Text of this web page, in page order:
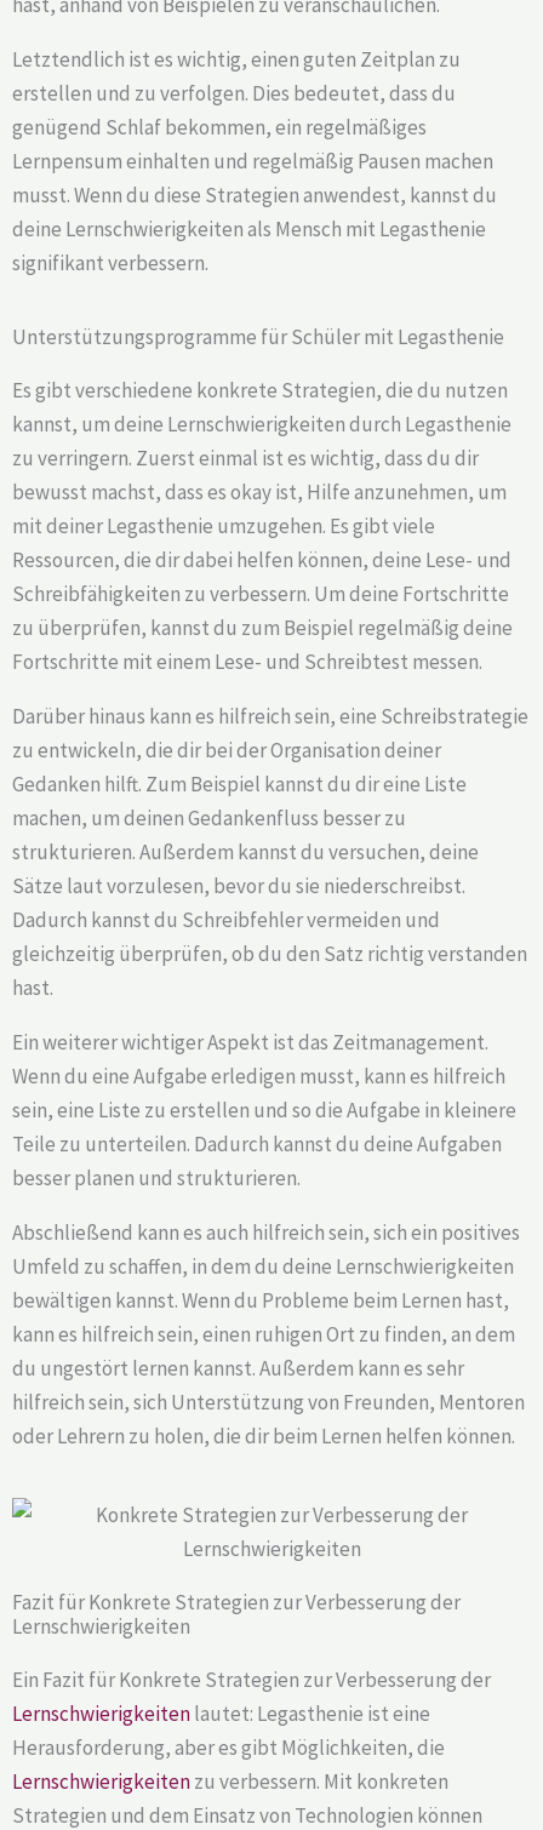
Letztendlich ist es wichtig, einen guten Zeitplan zu
erstellen und zu verfolgen. Dies bedeutet, dass du
genügend Schlaf bekommen, ein regelmäßiges
Lernpensum einhalten und regelmäßig Pausen machen
musst. Wenn du diese Strategien anwendest, kannst du
deine Lernschwierigkeiten als Mensch mit Legasthenie
signifikant verbessern.
Unterstützungsprogramme für Schüler mit Legasthenie
Es gibt verschiedene konkrete Strategien, die du nutzen
kannst, um deine Lernschwierigkeiten durch Legasthenie
zu verringern. Zuerst einmal ist es wichtig, dass du dir
bewusst machst, dass es okay ist, Hilfe anzunehmen, um
mit deiner Legasthenie umzugehen. Es gibt viele
Ressourcen, die dir dabei helfen können, deine Lese- und
Schreibfähigkeiten zu verbessern. Um deine Fortschritte
zu überprüfen, kannst du zum Beispiel regelmäßig deine
Fortschritte mit einem Lese- und Schreibtest messen.
Darüber hinaus kann es hilfreich sein, eine Schreibstrategie
zu entwickeln, die dir bei der Organisation deiner
Gedanken hilft. Zum Beispiel kannst du dir eine Liste
machen, um deinen Gedankenfluss besser zu
strukturieren. Außerdem kannst du versuchen, deine
Sätze laut vorzulesen, bevor du sie niederschreibst.
Dadurch kannst du Schreibfehler vermeiden und
gleichzeitig überprüfen, ob du den Satz richtig verstanden
hast.
Ein weiterer wichtiger Aspekt ist das Zeitmanagement.
Wenn du eine Aufgabe erledigen musst, kann es hilfreich
sein, eine Liste zu erstellen und so die Aufgabe in kleinere
Teile zu unterteilen. Dadurch kannst du deine Aufgaben
besser planen und strukturieren.
Abschließend kann es auch hilfreich sein, sich ein positives
Umfeld zu schaffen, in dem du deine Lernschwierigkeiten
bewältigen kannst. Wenn du Probleme beim Lernen hast,
kann es hilfreich sein, einen ruhigen Ort zu finden, an dem
du ungestört lernen kannst. Außerdem kann es sehr
hilfreich sein, sich Unterstützung von Freunden, Mentoren
oder Lehrern zu holen, die dir beim Lernen helfen können.
Fazit für Konkrete Strategien zur Verbesserung der
Lernschwierigkeiten
Ein Fazit für Konkrete Strategien zur Verbesserung der
Lernschwierigkeitenlautet: Legasthenie ist eine
Herausforderung, aber es gibt Möglichkeiten, die
Lernschwierigkeitenzu verbessern. Mit konkreten
Strategien und dem Einsatz von Technologien können